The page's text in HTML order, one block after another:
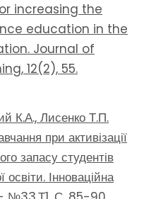
increasing the
education in the
Journal of
12(2), 55.
К.А., Лисенко Т.П.
при активізації
запасу студентів
Інноваційна